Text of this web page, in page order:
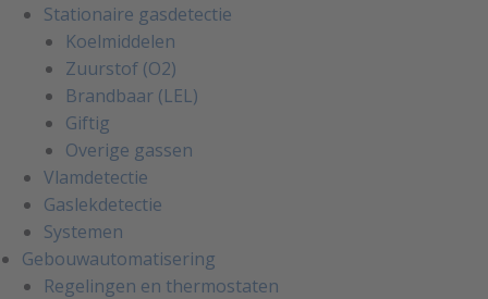
Stationaire gasdetectie
Koelmiddelen
Zuurstof (O2)
Brandbaar (LEL)
Giftig
Overige gassen
Vlamdetectie
Gaslekdetectie
Systemen
Gebouwautomatisering
Regelingen en thermostaten